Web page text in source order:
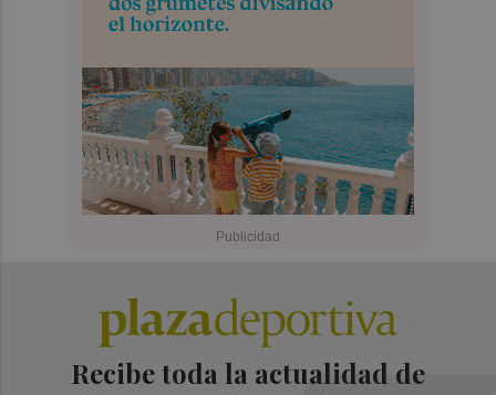
Recibe toda la actualidad de